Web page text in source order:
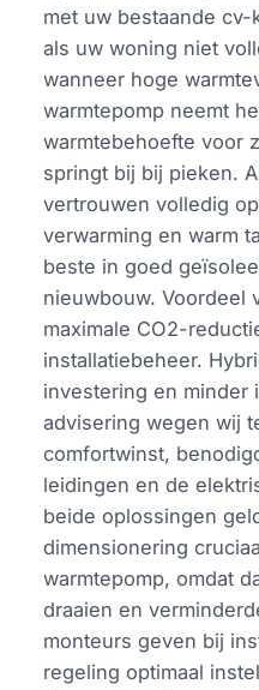
met uw bestaande
als uw woning niet
wanneer hoge
warmtepomp neemt
warmtebehoefte voor
springt bij bij pieken.
vertrouwen volledig
verwarming en warm
beste in goed
nieuwbouw. Voordeel
maximale CO2-
installatiebeheer.
investering en minder
advisering wegen wij
comfortwinst,
leidingen en de
beide oplossingen
dimensionering
warmtepomp, omdat
draaien en
monteurs geven bij
regeling optimaal